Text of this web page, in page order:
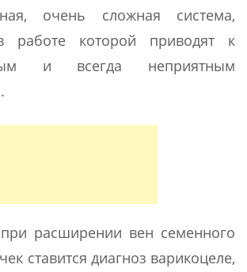
очень сложная система,
работе которой приводят к
и всегда неприятным
расширении вен семенного
ставится диагноз варикоцеле,